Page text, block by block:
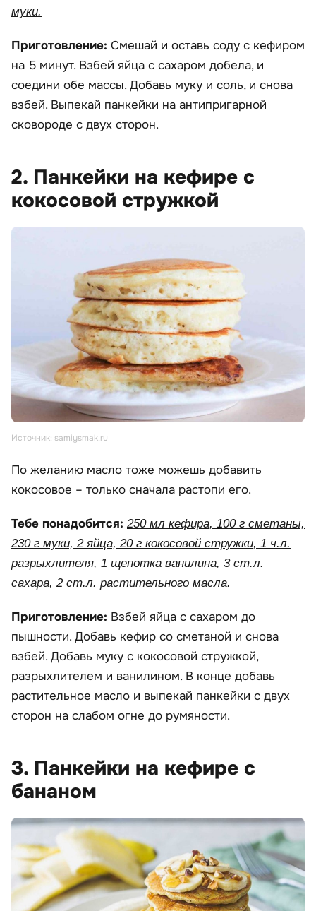
муки.
Приготовление: Смешай и оставь соду с кефиром
на 5 минут. Взбей яйца с сахаром добела, и
соедини обе массы. Добавь муку и соль, и снова
взбей. Выпекай панкейки на антипригарной
сковороде с двух сторон.
2. Панкейки на кефире с
кокосовой стружкой
Источник: samiysmak.ru
По желанию масло тоже можешь добавить
кокосовое – только сначала растопи его.
Тебе понадобится: 250 мл кефира, 100 г сметаны,
230 г муки, 2 яйца, 20 г кокосовой стружки, 1 ч.л.
разрыхлителя, 1 щепотка ванилина, 3 ст.л.
сахара, 2 ст.л. растительного масла.
Приготовление: Взбей яйца с сахаром до
пышности. Добавь кефир со сметаной и снова
взбей. Добавь муку с кокосовой стружкой,
разрыхлителем и ванилином. В конце добавь
растительное масло и выпекай панкейки с двух
сторон на слабом огне до румяности.
3. Панкейки на кефире с
бананом